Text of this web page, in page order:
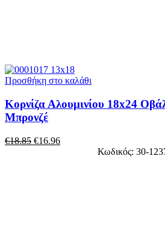
Προσθήκη στο καλάθι
Κορνίζα Αλουμινίου 18x24
Μπρονζέ
€18.85 €16.96
Κωδικός: 30-